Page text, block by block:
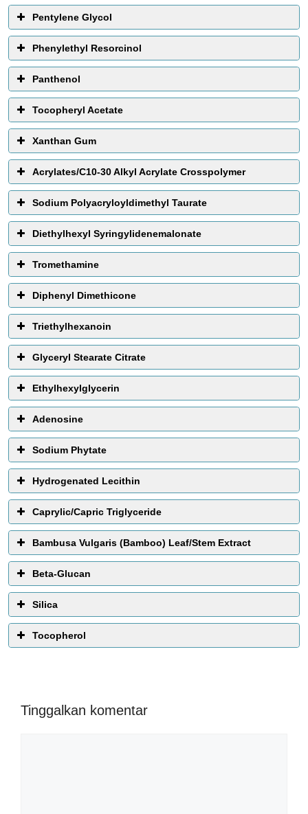
dimurnikan dan dideionisasi (artinya hampir semua ion
mineral di dalamnya dihilangkan). Hal ini dapat
membuat produk tetap stabil dari waktu ke waktu.i yang
dikumpulkan lebah untuk membangun sarangnya.
Fungsi :Pelarut
Pentylene Glycol
Phenylethyl Resorcinol
Panthenol
Tocopheryl Acetate
Xanthan Gum
Acrylates/C10-30 Alkyl Acrylate Crosspolymer
Sodium Polyacryloyldimethyl Taurate
Diethylhexyl Syringylidenemalonate
Tromethamine
Diphenyl Dimethicone
Triethylhexanoin
Glyceryl Stearate Citrate
Ethylhexylglycerin
Adenosine
Sodium Phytate
Hydrogenated Lecithin
Caprylic/Capric Triglyceride
Bambusa Vulgaris (Bamboo) Leaf/Stem Extract
Beta-Glucan
Silica
Tocopherol
Tinggalkan komentar